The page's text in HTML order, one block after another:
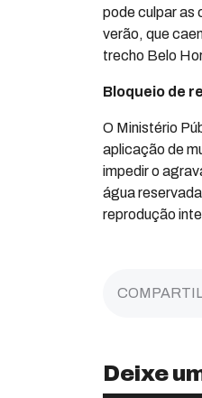
pode culpar as
verão, que
trecho Belo
Bloqueio de
O Ministério
aplicação de
impedir o
água
reprodução
Deixe